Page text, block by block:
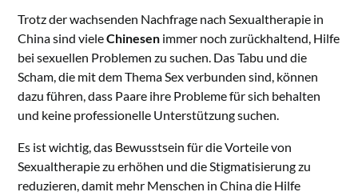
Trotz der wachsenden Nachfrage nach Sexualtherapie in
China sind vieleChinesen immer noch zurückhaltend, Hilfe
bei sexuellen Problemen zu suchen. Das Tabu und die
Scham, die mit dem Thema Sex verbunden sind, können
dazu führen, dass Paare ihre Probleme für sich behalten
und keine professionelle Unterstützung suchen.
Es ist wichtig, das Bewusstsein für die Vorteile von
Sexualtherapie zu erhöhen und die Stigmatisierung zu
reduzieren, damit mehr Menschen in China die Hilfe